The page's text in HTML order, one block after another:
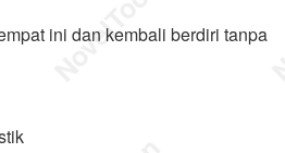
ini dan kembali berdiri tanpa